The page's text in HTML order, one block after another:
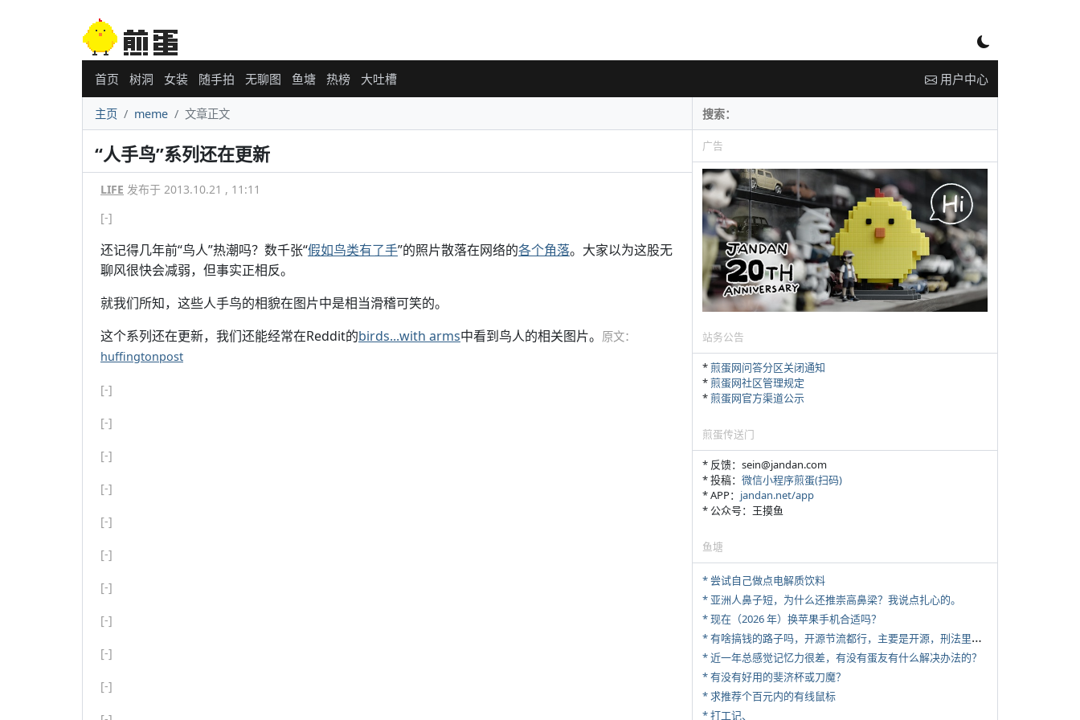
首页 树洞 女装 随手拍 无聊图 鱼塘 热榜 大吐槽 用户中心
主页 meme 文章正文
“人手鸟”系列还在更新
LIFE 发布于 2013.10.21 , 11:11
[-]
还记得几年前“鸟人”热潮吗？数千张“假如鸟类有了手”的照片散落在网络的各个角落。大家以为这股无
聊风很快会减弱，但事实正相反。
就我们所知，这些人手鸟的相貌在图片中是相当滑稽可笑的。
这个系列还在更新，我们还能经常在Reddit的birds...with arms中看到鸟人的相关图片。 原文：
huffingtonpost
[-]
[-]
[-]
[-]
[-]
[-]
[-]
[-]
[-]
[-]
广告
站务公告
*煎蛋网问答分区关闭通知
*煎蛋网社区管理规定
*煎蛋网官方渠道公示
煎蛋传送门
* 反馈：sein@jandan.com
* 投稿： 微信小程序煎蛋(扫码)
* APP： jandan.net/app
* 公众号：王摸鱼
鱼塘
* 尝试自己做点电解质饮料
* 亚洲人鼻子短，为什么还推崇高鼻梁？我说点扎心的。
* 现在（2026 年）换苹果手机合适吗？
*
有啥搞钱的路子吗，开源节流都行，主要是开源，刑法里的咱不做
* 近一年总感觉记忆力很差，有没有蛋友有什么解决办法的？
* 有没有好用的斐济杯或刀魔？
* 求推荐个百元内的有线鼠标
* 打工记、